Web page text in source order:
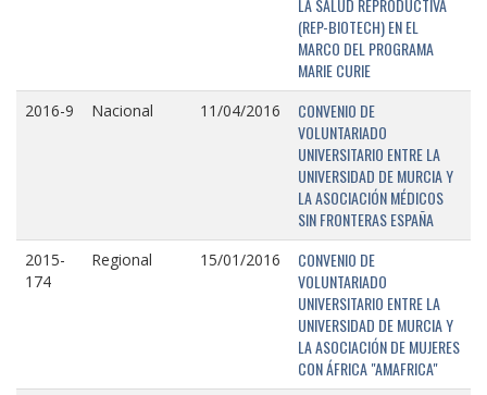
LA SALUD REPRODUCTIVA
(REP-BIOTECH) EN EL
MARCO DEL PROGRAMA
MARIE CURIE
2016-9 Nacional 11/04/2016
CONVENIO DE
VOLUNTARIADO
UNIVERSITARIO ENTRE LA
UNIVERSIDAD DE MURCIA Y
LA ASOCIACIÓN MÉDICOS
SIN FRONTERAS ESPAÑA
2015-
174
Regional 15/01/2016
CONVENIO DE
VOLUNTARIADO
UNIVERSITARIO ENTRE LA
UNIVERSIDAD DE MURCIA Y
LA ASOCIACIÓN DE MUJERES
CON ÁFRICA "AMAFRICA"